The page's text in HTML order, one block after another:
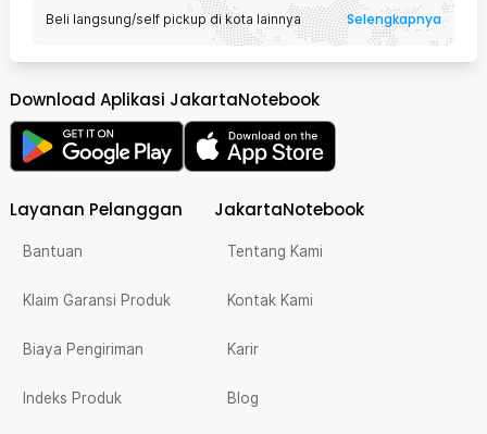
Beli langsung/self pickup di kota lainnya Selengkapnya
Download Aplikasi JakartaNotebook
Layanan Pelanggan
Bantuan
Klaim Garansi Produk
Biaya Pengiriman
Indeks Produk
JakartaNotebook
Tentang Kami
Kontak Kami
Karir
Blog